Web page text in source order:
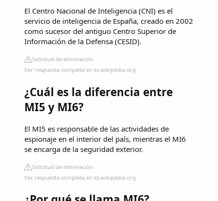
El Centro Nacional de Inteligencia (CNI) es el
servicio de inteligencia de España, creado en 2002
como sucesor del antiguo Centro Superior de
Información de la Defensa (CESID).
Solicitud de eliminación
Ver respuesta completa en es.wikipedia.org
¿Cuál es la diferencia entre
MI5 y MI6?
El MI5 es responsable de las actividades de
espionaje en el interior del país, mientras el MI6
se encarga de la seguridad exterior.
Solicitud de eliminación
Ver respuesta completa en es.wikipedia.org